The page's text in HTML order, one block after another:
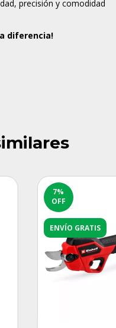
precisión y comodidad
diferencia!
7%
OFF
ENVÍO GRATIS